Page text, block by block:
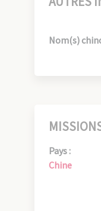
Nom(s)
Pays :
Chine